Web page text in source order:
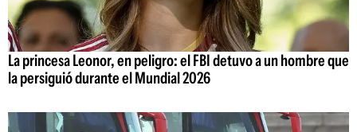
La princesa Leonor, en peligro: el FBI detuvo a un hombre que
la persiguió durante el Mundial 2026